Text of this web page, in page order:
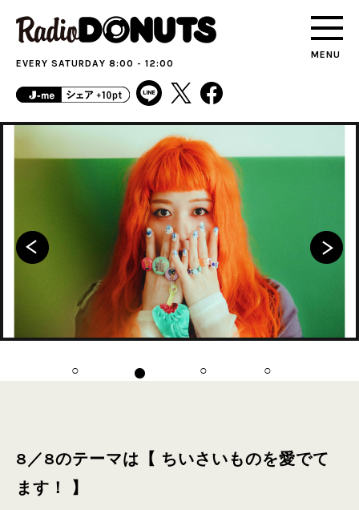
MENU
EVERY SATURDAY 8:00 - 12:00
8／8のテーマは【 ちいさいものを愛でて
ます！ 】